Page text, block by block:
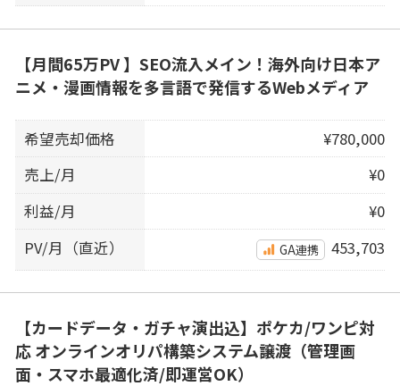
【月間65万PV 】SEO流入メイン！海外向け日本ア
ニメ・漫画情報を多言語で発信するWebメディア
希望売却価格
¥780,000
売上/月
¥0
利益/月
¥0
PV/月（直近）
GA連携 453,703
【カードデータ・ガチャ演出込】ポケカ/ワンピ対
応 オンラインオリパ構築システム譲渡（管理画
面・スマホ最適化済/即運営OK）